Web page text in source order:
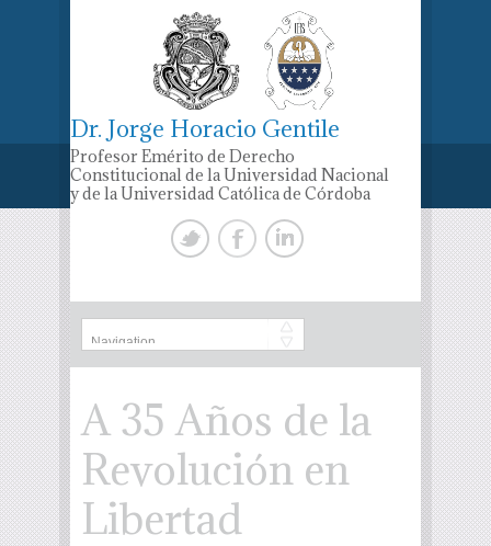
Dr. Jorge Horacio Gentile
Profesor Emérito de Derecho
Constitucional de la Universidad Nacional
y de la Universidad Católica de Córdoba
A 35 Años de la
Revolución en
Libertad